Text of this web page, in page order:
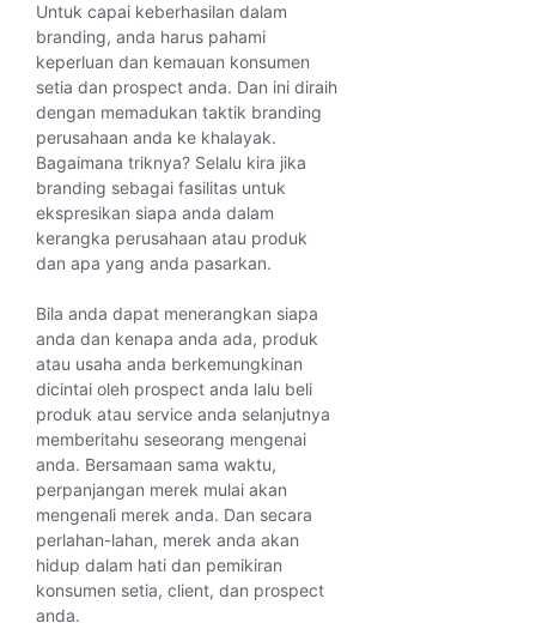
Untuk capai keberhasilan dalam
branding, anda harus pahami
keperluan dan kemauan konsumen
setia dan prospect anda. Dan ini diraih
dengan memadukan taktik branding
perusahaan anda ke khalayak.
Bagaimana triknya? Selalu kira jika
branding sebagai fasilitas untuk
ekspresikan siapa anda dalam
kerangka perusahaan atau produk
dan apa yang anda pasarkan.
Bila anda dapat menerangkan siapa
anda dan kenapa anda ada, produk
atau usaha anda berkemungkinan
dicintai oleh prospect anda lalu beli
produk atau service anda selanjutnya
memberitahu seseorang mengenai
anda. Bersamaan sama waktu,
perpanjangan merek mulai akan
mengenali merek anda. Dan secara
perlahan-lahan, merek anda akan
hidup dalam hati dan pemikiran
konsumen setia, client, dan prospect
anda.